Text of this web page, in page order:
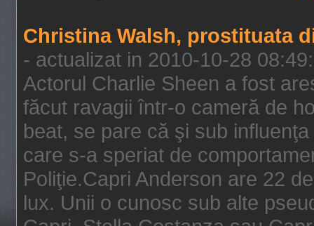
Christina Walsh, prostituata
- actualizat in 2010-10-28
Actorul Charlie Sheen a fost
făcut ravagii într-o cameră de
beat, se pare că şi sub
care s-a speriat de
Poliţie.Capri Anderson are 22
lux. Unii o cunosc sub alte